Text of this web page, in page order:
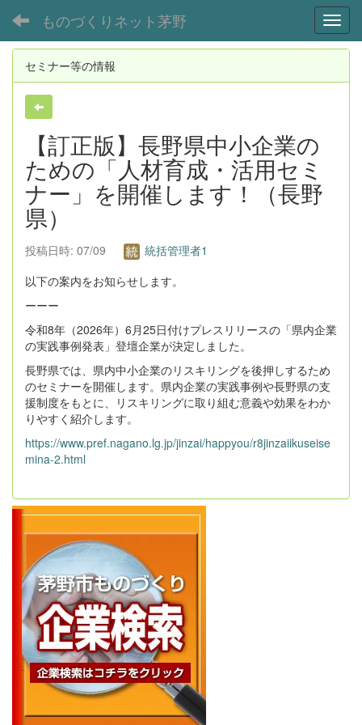
ものづくりネット茅野
セミナー等の情報
【訂正版】長野県中小企業の
ための「人材育成・活用セミ
ナー」を開催します！（長野
県）
投稿日時: 07/09
統括管理者1
以下の案内をお知らせします。
ーーー
令和8年（2026年）6月25日付けプレスリリースの「県内企業
の実践事例発表」登壇企業が決定しました。
長野県では、県内中小企業のリスキリングを後押しするため
のセミナーを開催します。県内企業の実践事例や長野県の支
援制度をもとに、リスキリングに取り組む意義や効果をわか
りやすく紹介します。
https://www.pref.nagano.lg.jp/jinzai/happyou/r8jinzaiikuseise
mina-2.html